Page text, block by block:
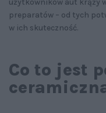
użytkowników aut krąży
preparatów – od tych
w ich skuteczność.
Co to jest